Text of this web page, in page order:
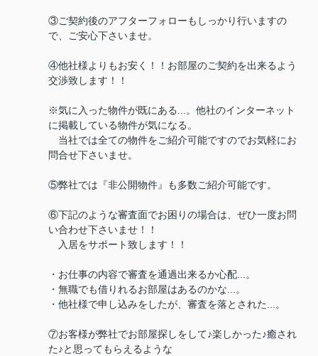
③ご契約後のアフターフォローもしっかり行いますの
で、ご安心下さいませ。
④他社様よりもお安く！！お部屋のご契約を出来るよう
交渉致します！！
※気に入った物件が既にある...。他社のインターネット
に掲載している物件が気になる。
当社では全ての物件をご紹介可能ですのでお気軽にお
問合せ下さいませ。
⑤弊社では『非公開物件』も多数ご紹介可能です。
⑥下記のような審査面でお困りの場合は、ぜひ一度お問
い合わせ下さいませ！！
入居をサポート致します！！
・お仕事の内容で審査を通過出来るか心配...。
・無職でも借りれるお部屋はあるのかな...。
・他社様で申し込みをしたが、審査を落とされた...。
⑦お客様が弊社でお部屋探しをして♪楽しかった♪癒され
た♪と思ってもらえるような